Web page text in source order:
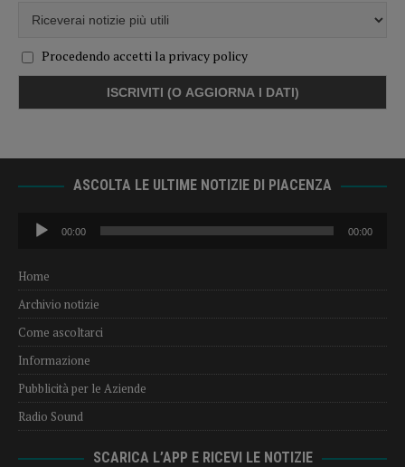
Procedendo accetti la privacy policy
ASCOLTA LE ULTIME NOTIZIE DI PIACENZA
Audio
Player
00:00 00:00
Home
Archivio notizie
Come ascoltarci
Informazione
Pubblicità per le Aziende
Radio Sound
SCARICA L’APP E RICEVI LE NOTIZIE